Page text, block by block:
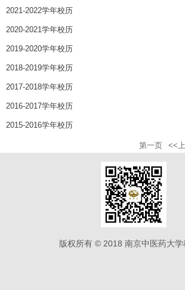
2021-2022学年校历
2020-2021学年校历
2019-2020学年校历
2018-2019学年校历
2017-2018学年校历
2016-2017学年校历
2015-2016学年校历
第一页 <<
版权所有 © 2018 南京中医药大学